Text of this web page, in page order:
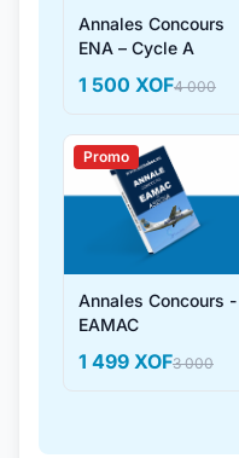
Annales Concours
ENA – Cycle A
1 500 XOF4 000
Promo
Annales Concours -
EAMAC
1 499 XOF3 000